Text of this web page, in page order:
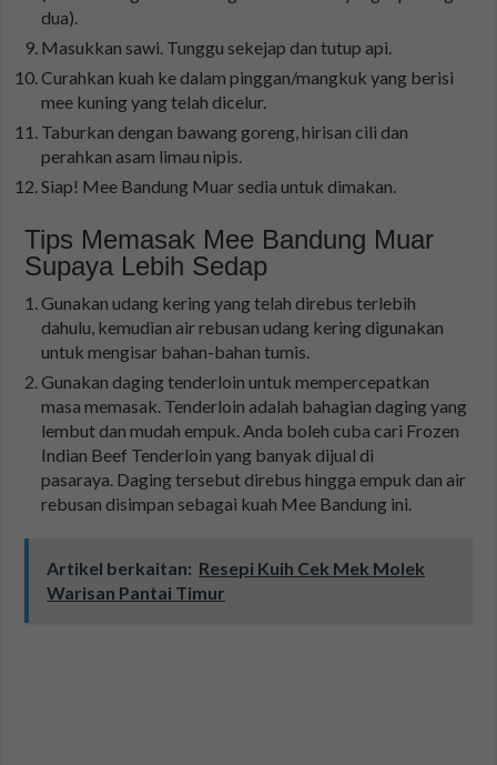
dua).
Masukkan sawi. Tunggu sekejap dan tutup api.
Curahkan kuah ke dalam pinggan/mangkuk yang berisi
mee kuning yang telah dicelur.
Taburkan dengan bawang goreng, hirisan cili dan
perahkan asam limau nipis.
Siap! Mee Bandung Muar sedia untuk dimakan.
Tips Memasak Mee Bandung Muar
Supaya Lebih Sedap
Gunakan udang kering yang telah direbus terlebih
dahulu, kemudian air rebusan udang kering digunakan
untuk mengisar bahan-bahan tumis.
Gunakan daging tenderloin untuk mempercepatkan
masa memasak. Tenderloin adalah bahagian daging yang
lembut dan mudah empuk. Anda boleh cuba cari Frozen
Indian Beef Tenderloin yang banyak dijual di
pasaraya. Daging tersebut direbus hingga empuk dan air
rebusan disimpan sebagai kuah Mee Bandung ini.
Artikel berkaitan: Resepi Kuih Cek Mek Molek
Warisan Pantai Timur